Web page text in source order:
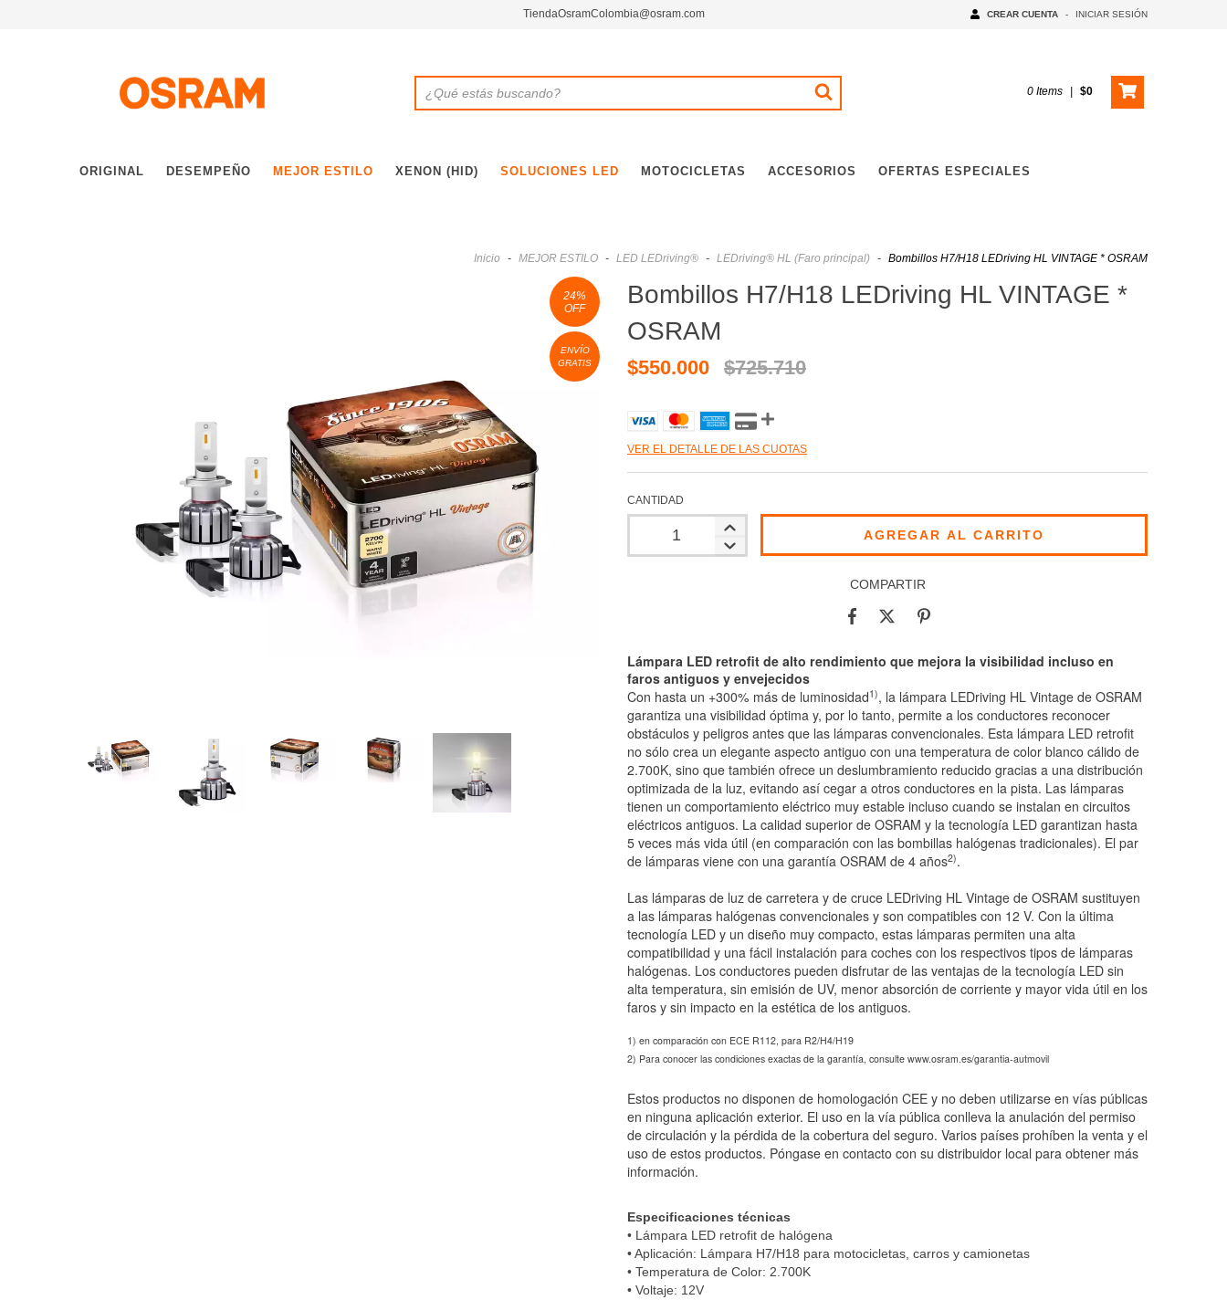
TiendaOsramColombia@osram.com CREAR CUENTA - INICIAR SESIÓN
0Items | $0
ORIGINAL DESEMPEÑO MEJOR ESTILO XENON (HID) SOLUCIONES LED MOTOCICLETAS ACCESORIOS OFERTAS ESPECIALES
Inicio - MEJOR ESTILO - LED LEDriving® - LEDriving® HL (Faro principal) - Bombillos H7/H18 LEDriving HL VINTAGE * OSRAM
24%
OFF
ENVÍO
GRATIS
Bombillos H7/H18 LEDriving HL VINTAGE *
OSRAM
$550.000 $725.710
VER EL DETALLE DE LAS CUOTAS
CANTIDAD
COMPARTIR
Lámpara LED retrofit de alto rendimiento que mejora la visibilidad incluso en
faros antiguos y envejecidos
Con hasta un +300% más de luminosidad1), la lámpara LEDriving HL Vintage de OSRAM
garantiza una visibilidad óptima y, por lo tanto, permite a los conductores reconocer
obstáculos y peligros antes que las lámparas convencionales. Esta lámpara LED retrofit
no sólo crea un elegante aspecto antiguo con una temperatura de color blanco cálido de
2.700K, sino que también ofrece un deslumbramiento reducido gracias a una distribución
optimizada de la luz, evitando así cegar a otros conductores en la pista. Las lámparas
tienen un comportamiento eléctrico muy estable incluso cuando se instalan en circuitos
eléctricos antiguos. La calidad superior de OSRAM y la tecnología LED garantizan hasta
5 veces más vida útil (en comparación con las bombillas halógenas tradicionales). El par
de lámparas viene con una garantía OSRAM de 4 años2).
Las lámparas de luz de carretera y de cruce LEDriving HL Vintage de OSRAM sustituyen
a las lámparas halógenas convencionales y son compatibles con 12 V. Con la última
tecnología LED y un diseño muy compacto, estas lámparas permiten una alta
compatibilidad y una fácil instalación para coches con los respectivos tipos de lámparas
halógenas. Los conductores pueden disfrutar de las ventajas de la tecnología LED sin
alta temperatura, sin emisión de UV, menor absorción de corriente y mayor vida útil en los
faros y sin impacto en la estética de los antiguos.
1) en comparación con ECE R112, para R2/H4/H19
2) Para conocer las condiciones exactas de la garantía, consulte www.osram.es/garantia-autmovil
Estos productos no disponen de homologación CEE y no deben utilizarse en vías públicas
en ninguna aplicación exterior. El uso en la vía pública conlleva la anulación del permiso
de circulación y la pérdida de la cobertura del seguro. Varios países prohíben la venta y el
uso de estos productos. Póngase en contacto con su distribuidor local para obtener más
información.
Especificaciones técnicas
• Lámpara LED retrofit de halógena
• Aplicación: Lámpara H7/H18 para motocicletas, carros y camionetas
• Temperatura de Color: 2.700K
• Voltaje: 12V